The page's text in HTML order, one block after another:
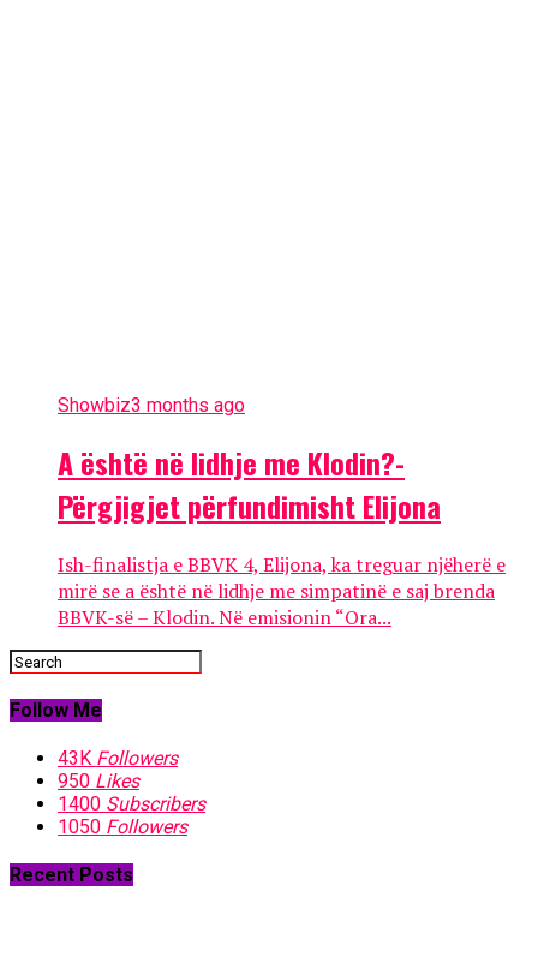
Showbiz3 months ago
A është në lidhje me Klodin?-
Përgjigjet përfundimisht Elijona
Ish-finalistja e BBVK 4, Elijona, ka treguar njëherë e
mirë se a është në lidhje me simpatinë e saj brenda
BBVK-së – Klodin. Në emisionin “Ora...
Follow Me
43K Followers
950 Likes
1400 Subscribers
1050 Followers
Recent Posts